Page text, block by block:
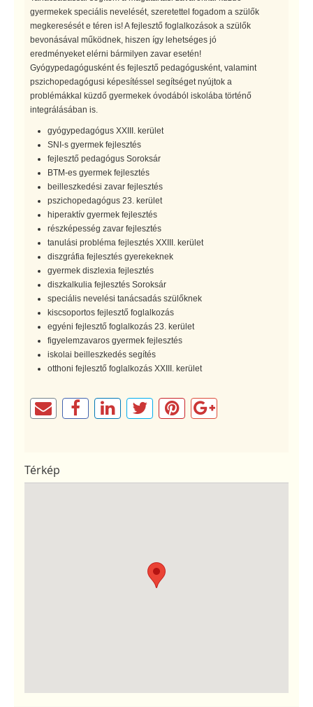
gyermekek speciális nevelését, szeretettel fogadom a szülők
megkeresését e téren is! A fejlesztő foglalkozások a szülők
bevonásával működnek, hiszen így lehetséges jó
eredményeket elérni bármilyen zavar esetén!
Gyógypedagógusként és fejlesztő pedagógusként, valamint
pszichopedagógusi képesítéssel segítséget nyújtok a
problémákkal küzdő gyermekek óvodából iskolába történő
integrálásában is.
gyógypedagógus XXIII. kerület
SNI-s gyermek fejlesztés
fejlesztő pedagógus Soroksár
BTM-es gyermek fejlesztés
beilleszkedési zavar fejlesztés
pszichopedagógus 23. kerület
hiperaktív gyermek fejlesztés
részképesség zavar fejlesztés
tanulási probléma fejlesztés XXIII. kerület
diszgráfia fejlesztés gyerekeknek
gyermek diszlexia fejlesztés
diszkalkulia fejlesztés Soroksár
speciális nevelési tanácsadás szülőknek
kiscsoportos fejlesztő foglalkozás
egyéni fejlesztő foglalkozás 23. kerület
figyelemzavaros gyermek fejlesztés
iskolai beilleszkedés segítés
otthoni fejlesztő foglalkozás XXIII. kerület
Térkép